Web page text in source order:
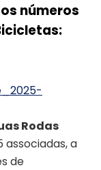
números
2025-
Rodas
associadas, a
de